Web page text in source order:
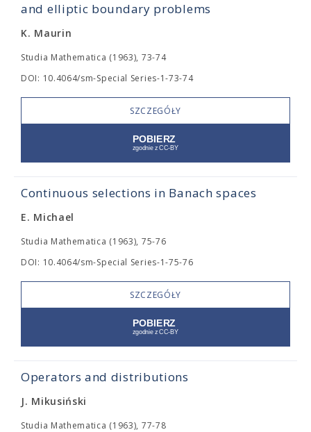
and elliptic boundary problems
K. Maurin
Studia Mathematica (1963), 73-74
DOI: 10.4064/sm-Special Series-1-73-74
SZCZEGÓŁY
Continuous selections in Banach spaces
E. Michael
Studia Mathematica (1963), 75-76
DOI: 10.4064/sm-Special Series-1-75-76
SZCZEGÓŁY
Operators and distributions
J. Mikusiński
Studia Mathematica (1963), 77-78